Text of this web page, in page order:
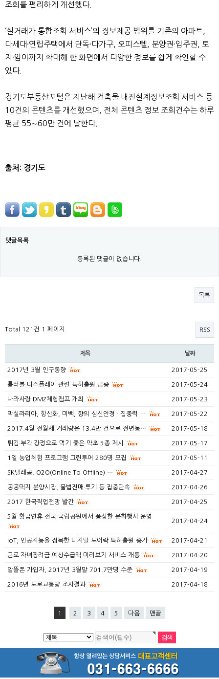
조회를 편리하게 개선했다.
‘실거래가 통합조회 서비스’의 정보제공 범위를 기존의 아파트,
다세대·연립주택에서 단독·다가구, 오피스텔, 분양권·입주권, 토
지·임야까지 확대해 한 화면에서 다양한 정보를 쉽게 확인할 수
있다.
경기도부동산포털은 지난해 건축물 내진설계정보조회 서비스 등
10건의 콘텐츠를 개선했으며, 전체 콘텐츠 정보 조회건수는 하루
평균 55∼60만 건에 달한다.
출처: 경기도
댓글목록
등록된 댓글이 없습니다.
목록
Total 121건 1 페이지 RSS
제목 날짜
2017년 3월 인구동향 2017-05-25
롤러블 디스플레이 관련 특허출원 급증 2017-05-24
나라사랑 DMZ체험캠프 개최 2017-05-23
막실라리아, 항산화, 미백, 향의 심신안정 · 집중력 … 2017-05-22
2017.4월 전월세 거래량은 13.4만 건으로 전년동… 2017-05-18
튀김·부각·강정으로 먹기 좋은 약초 5종 제시 2017-05-17
1일 농업체험 프로그램 그린투어 280명 모집 2017-05-11
SK텔레콤, O2O(Online To Offline) … 2017-04-27
공공택지 분양시장, 불법전매·투기 등 집중단속 2017-04-26
2017 한국직업전망 발간 2017-04-25
5월 황금연휴 전국 국립공원에서 풍성한 문화행사 운영
2017-04-24
IoT, 인공지능을 접목한 디지털 도어락 특허출원 증가 2017-04-21
근로·자녀장려금 예상수급액 미리보기 서비스 개통 2017-04-20
알뜰폰 가입자, 2017년 3월말 701.7만명 수준 2017-04-19
2016년 도로교통량 조사결과 2017-04-18
1 2 3 4 5 다음 맨끝